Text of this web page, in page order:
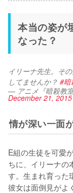
本当の姿
なった？
イリーナ先生。そ
してませんか？ #暗
— アニメ『暗殺教
December 21, 2015
情が深い一面
E組の生徒を可愛
ちに、イリーナの
す。生まれ育った
彼女は面倒見がよ